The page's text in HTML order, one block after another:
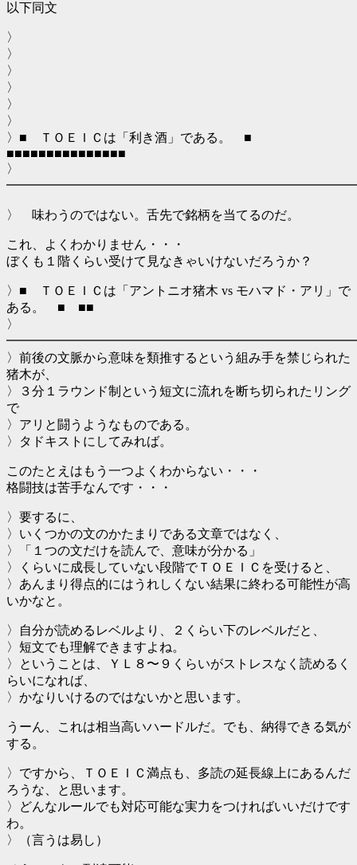
以下同文
〉
〉
〉
〉
〉
〉
〉■ ＴＯＥＩＣは「利き酒」である。 ■
■■■■■■■■■■■■■■■
〉
〉 味わうのではない。舌先で銘柄を当てるのだ。
これ、よくわかりません・・・
ぼくも１階くらい受けて見なきゃいけないだろうか？
〉■ ＴＯＥＩＣは「アントニオ猪木 vs モハマド・アリ」で
ある。 ■ ■■
〉
〉前後の文脈から意味を類推するという組み手を禁じられた
猪木が、
〉３分１ラウンド制という短文に流れを断ち切られたリング
で
〉アリと闘うようなものである。
〉タドキストにしてみれば。
このたとえはもう一つよくわからない・・・
格闘技は苦手なんです・・・
〉要するに、
〉いくつかの文のかたまりである文章ではなく、
〉「１つの文だけを読んで、意味が分かる」
〉くらいに成長していない段階でＴＯＥＩＣを受けると、
〉あんまり得点的にはうれしくない結果に終わる可能性が高
いかなと。
〉自分が読めるレベルより、２くらい下のレベルだと、
〉短文でも理解できますよね。
〉ということは、ＹＬ８〜９くらいがストレスなく読めるく
らいになれば、
〉かなりいけるのではないかと思います。
うーん、これは相当高いハードルだ。でも、納得できる気が
する。
〉ですから、ＴＯＥＩＣ満点も、多読の延長線上にあるんだ
ろうな、と思います。
〉どんなルールでも対応可能な実力をつければいいだけです
わ。
〉（言うは易し）